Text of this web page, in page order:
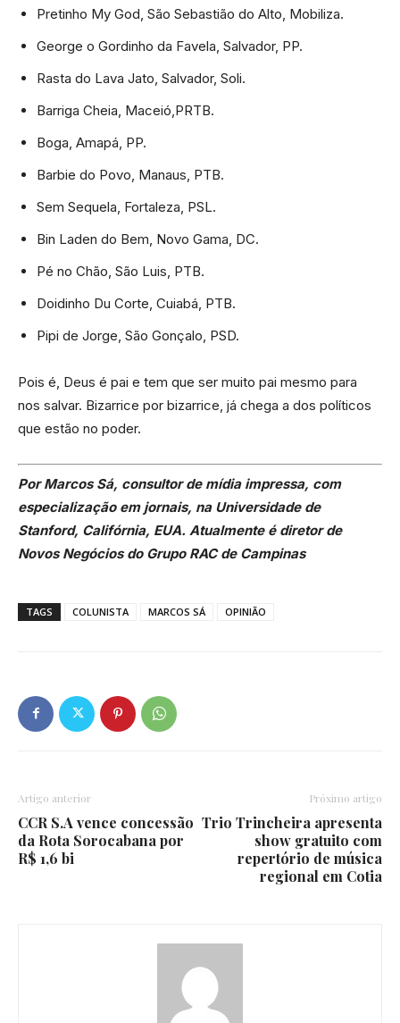
Pretinho My God, São Sebastião do Alto, Mobiliza.
George o Gordinho da Favela, Salvador, PP.
Rasta do Lava Jato, Salvador, Soli.
Barriga Cheia, Maceió,PRTB.
Boga, Amapá, PP.
Barbie do Povo, Manaus, PTB.
Sem Sequela, Fortaleza, PSL.
Bin Laden do Bem, Novo Gama, DC.
Pé no Chão, São Luis, PTB.
Doidinho Du Corte, Cuiabá, PTB.
Pipi de Jorge, São Gonçalo, PSD.
Pois é, Deus é pai e tem que ser muito pai mesmo para
nos salvar. Bizarrice por bizarrice, já chega a dos políticos
que estão no poder.
Por Marcos Sá, consultor de mídia impressa, com
especialização em jornais, na Universidade de
Stanford, Califórnia, EUA. Atualmente é diretor de
Novos Negócios do Grupo RAC de Campinas
TAGS COLUNISTA MARCOS SÁ OPINIÃO
Artigo anterior
CCR S.A vence concessão
da Rota Sorocabana por
R$ 1,6 bi
Próximo artigo
Trio Trincheira apresenta
show gratuito com
repertório de música
regional em Cotia